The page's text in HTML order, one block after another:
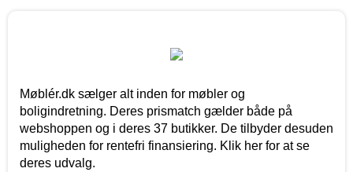
Møblér.dk sælger alt inden for møbler og
boligindretning. Deres prismatch gælder både på
webshoppen og i deres 37 butikker. De tilbyder desuden
muligheden for rentefri finansiering. Klik her for at se
deres udvalg.